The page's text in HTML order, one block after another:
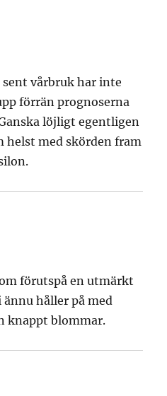
sent vårbruk har inte
förrän prognoserna
löjligt egentligen
helst med skörden fram
förutspå en utmärkt
håller på med
knappt blommar.